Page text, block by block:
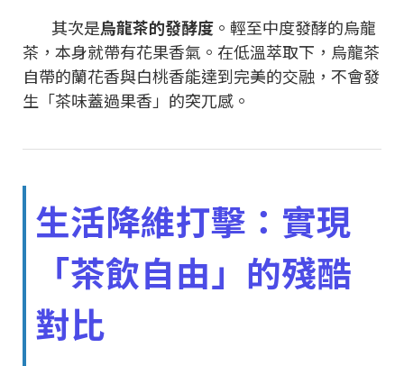
其次是烏龍茶的發酵度 。輕至中度發酵的烏龍
茶，本身就帶有花果香氣。在低溫萃取下，烏龍茶
自帶的蘭花香與白桃香能達到完美的交融，不會發
生「茶味蓋過果香」的突兀感。
生活降維打擊：實現
「茶飲自由」的殘酷
對比